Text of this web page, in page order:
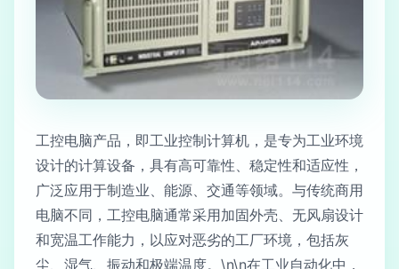
工控电脑产品，即工业控制计算机，是专为工业环境
设计的计算设备，具有高可靠性、稳定性和适应性，
广泛应用于制造业、能源、交通等领域。与传统商用
电脑不同，工控电脑通常采用加固外壳、无风扇设计
和宽温工作能力，以应对恶劣的工厂环境，包括灰
尘、湿气、振动和极端温度。\n\n在工业自动化中，